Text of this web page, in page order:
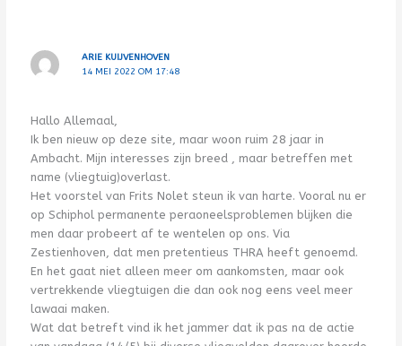
ARIE KUIJVENHOVEN
14 MEI 2022 OM 17:48
Hallo Allemaal,
Ik ben nieuw op deze site, maar woon ruim 28 jaar in
Ambacht. Mijn interesses zijn breed , maar betreffen met
name (vliegtuig)overlast.
Het voorstel van Frits Nolet steun ik van harte. Vooral nu er
op Schiphol permanente peraoneelsproblemen blijken die
men daar probeert af te wentelen op ons. Via
Zestienhoven, dat men pretentieus THRA heeft genoemd.
En het gaat niet alleen meer om aankomsten, maar ook
vertrekkende vliegtuigen die dan ook nog eens veel meer
lawaai maken.
Wat dat betreft vind ik het jammer dat ik pas na de actie